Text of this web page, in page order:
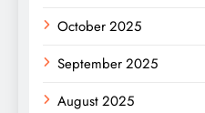
October 2025
September 2025
August 2025